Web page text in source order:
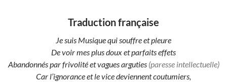
Traduction française
Je suis Musique qui souffre et pleure
De voir mes plus doux et parfaits effets
Abandonnés par frivolité et vagues arguties (paresse intellectuelle)
Car l’ignorance et le vice deviennent coutumiers,